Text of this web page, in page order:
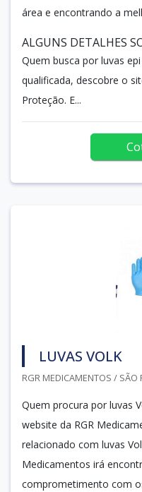
área e encontrando a
ALGUNS DETALHES
Quem busca por luvas
qualificada, descobre o
Proteção. E...
LUVAS VOLK
RGR MEDICAMENTOS / SÃO
Quem procura por luvas
website da RGR
relacionado com luvas
Medicamentos irá
comprometimento com